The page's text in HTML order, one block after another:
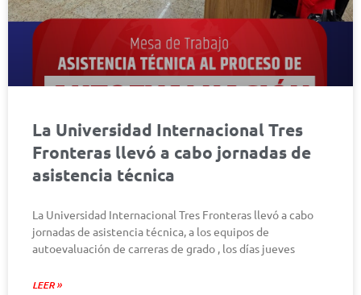
La Universidad Internacional Tres
Fronteras llevó a cabo jornadas de
asistencia técnica
La Universidad Internacional Tres Fronteras llevó a cabo
jornadas de asistencia técnica, a los equipos de
autoevaluación de carreras de grado , los días jueves
LEER »